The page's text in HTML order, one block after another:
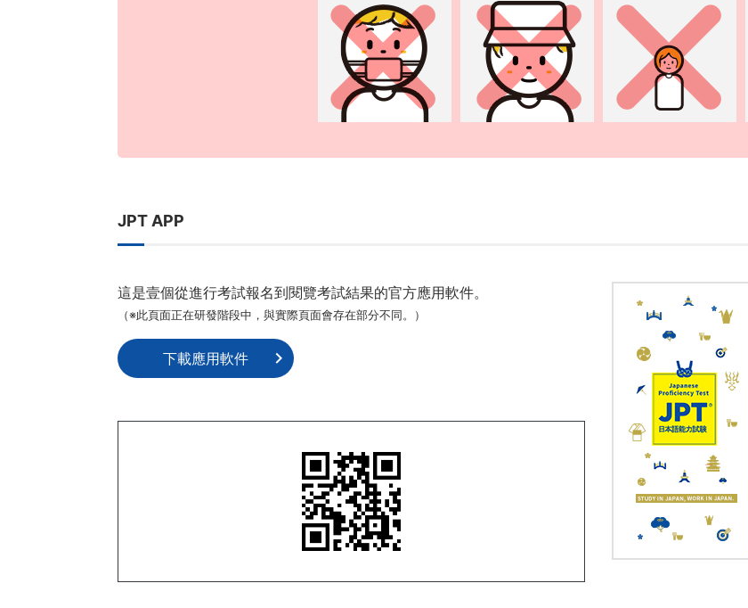
JPT APP
這是壹個從進行考試報名到閱覽考試結果的官方應用軟件。
（※此頁面正在研發階段中，與實際頁面會存在部分不同。）
下載應用軟件